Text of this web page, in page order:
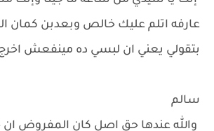
عارفه اتلم عليك خالص وبعدبن كمان
بتقولي يعني ان لبسي ده مينفعش اخرج
سالم
والله عندها حق اصل كان المفروض